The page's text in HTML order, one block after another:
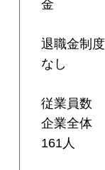
金
退職金制度
なし
従業員数
企業全体
161人